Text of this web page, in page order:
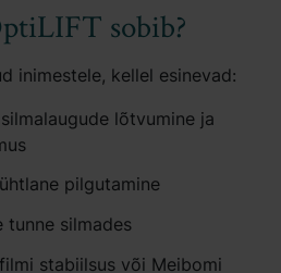
sobib?
inimestele, kellel esinevad:
lõtvumine ja
pilgutamine
tunne silmades
stabiilsus või Meibomi